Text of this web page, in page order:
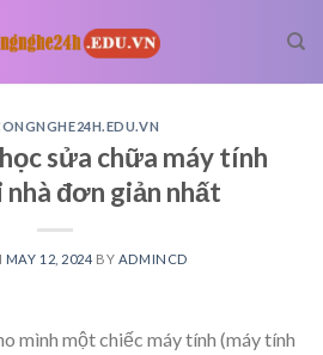
sửa chữa máy tính
đơn giản nhất
MAY 12, 2024 BY ADMINCD
mình một chiếc máy tính (máy tính